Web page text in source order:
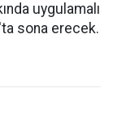
uygulamalı
sona erecek.